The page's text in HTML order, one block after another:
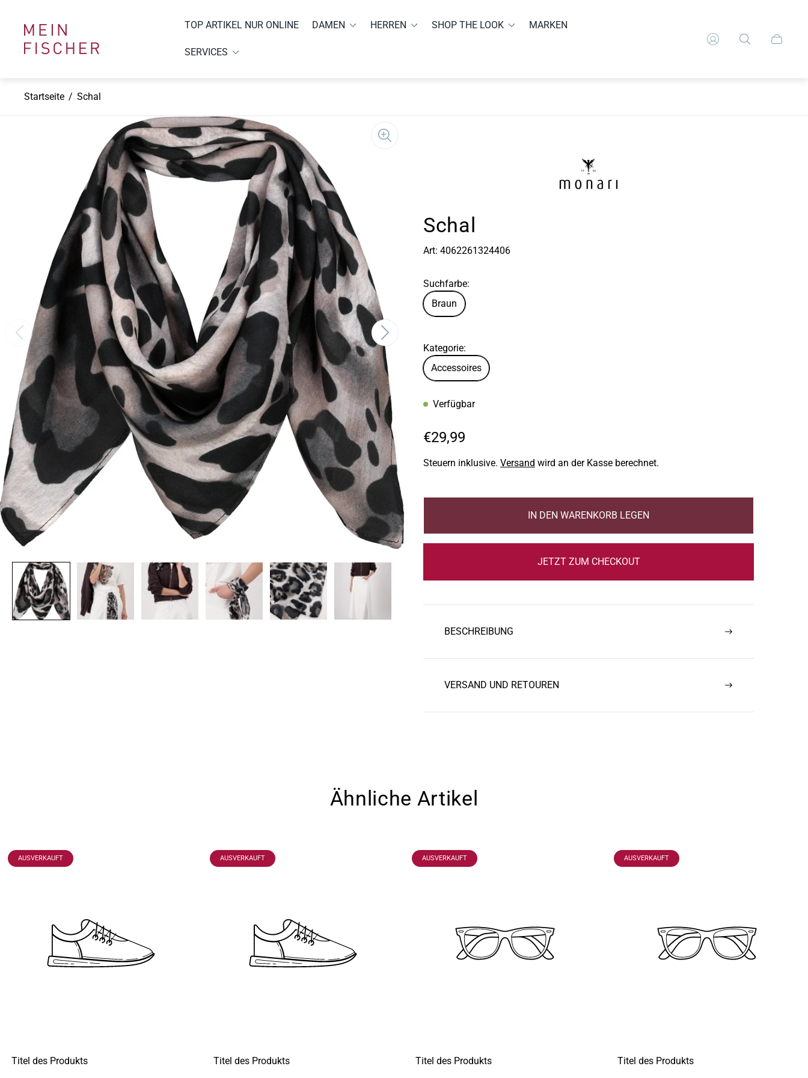
Laden-
Logo"
TOP ARTIKEL NUR ONLINE DAMEN HERREN SHOP THE LOOK MARKEN
SERVICES
Startseite / Schal
Schal
Art: 4062261324406
Suchfarbe:
Braun
Kategorie:
Accessoires
Verfügbar
R
e
u
ä
e
€29,99
Steuern inklusive. Versand wird an der Kasse berechnet.
IN DEN WARENKORB LEGEN
JETZT ZUM CHECKOUT
BESCHREIBUNG
VERSAND UND RETOUREN
Ähnliche Artikel
PRODUKTBEZEICHNUNG:
AUSVERKAUFT
Titel des Produkts
PRODUKTBEZEICHNUNG:
AUSVERKAUFT
Titel des Produkts
PRODUKTBEZEICHNUNG:
AUSVERKAUFT
Titel des Produkts
PRODUKTBEZEICHNUNG:
AUSVERKAUFT
Titel des Produkts